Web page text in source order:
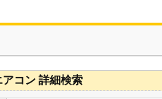
アコン 詳細検索